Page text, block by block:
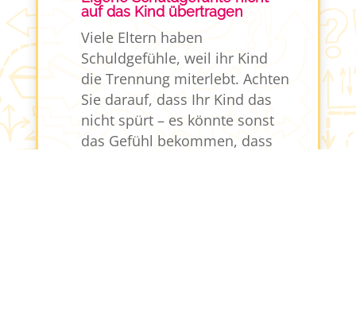
auf das Kind übertragen
Viele Eltern haben
Schuldgefühle, weil ihr Kind
die Trennung miterlebt. Achten
Sie darauf, dass Ihr Kind das
nicht spürt – es könnte sonst
das Gefühl bekommen, dass